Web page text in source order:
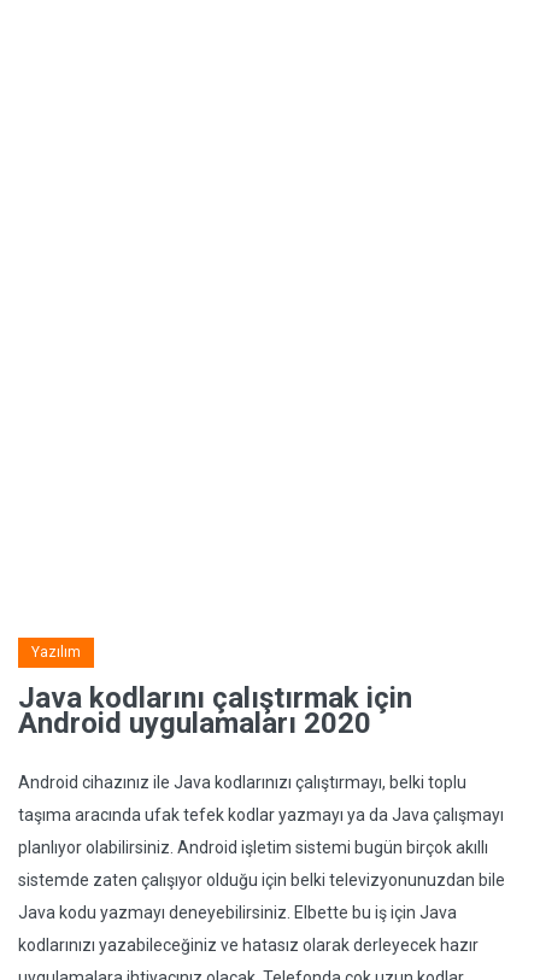
Yazılım
Java kodlarını çalıştırmak için
Android uygulamaları 2020
Android cihazınız ile Java kodlarınızı çalıştırmayı, belki toplu
taşıma aracında ufak tefek kodlar yazmayı ya da Java çalışmayı
planlıyor olabilirsiniz. Android işletim sistemi bugün birçok akıllı
sistemde zaten çalışıyor olduğu için belki televizyonunuzdan bile
Java kodu yazmayı deneyebilirsiniz. Elbette bu iş için Java
kodlarınızı yazabileceğiniz ve hatasız olarak derleyecek hazır